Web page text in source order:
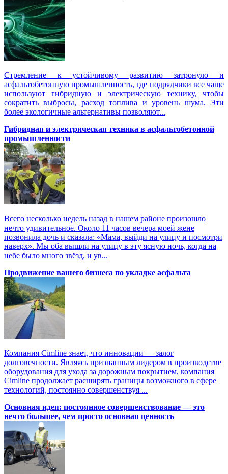
Стремление к устойчивому развитию затронуло и
асфальтобетонную промышленность, где подрядчики все чаще
используют гибридную и электрическую технику, чтобы
сократить выбросы, расход топлива и уровень шума. Эти
более экологичные альтернативы позволяют...
Гибридная и электрическая техника в асфальтобетонной
промышленности
Всего несколько недель назад в нашем районе произошло
нечто удивительное. Около 11 часов вечера моей жене
позвонила дочь и сказала: «Мама, выйди на улицу и посмотри
наверх». Мы оба вышли на улицу в эту ясную ночь, когда на
небе было много звёзд, и ув...
Продвижение вашего бизнеса по укладке асфальта
Компания Cimline знает, что инновации — залог
долговечности. Являясь признанным лидером в производстве
оборудования для ухода за дорожным покрытием, компания
Cimline продолжает расширять границы возможного в сфере
технологий, постоянно совершенствуя ...
Основная идея: постоянное совершенствование — это
нечто большее, чем просто основная ценность